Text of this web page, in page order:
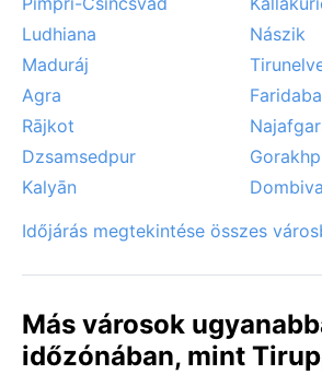
Ludhiana
Nászik
Maduráj
Agra
Rājkot
Dzsamsedpur
Kalyān
Időjárás megtekintése összes
Más városok
időzónában, mint